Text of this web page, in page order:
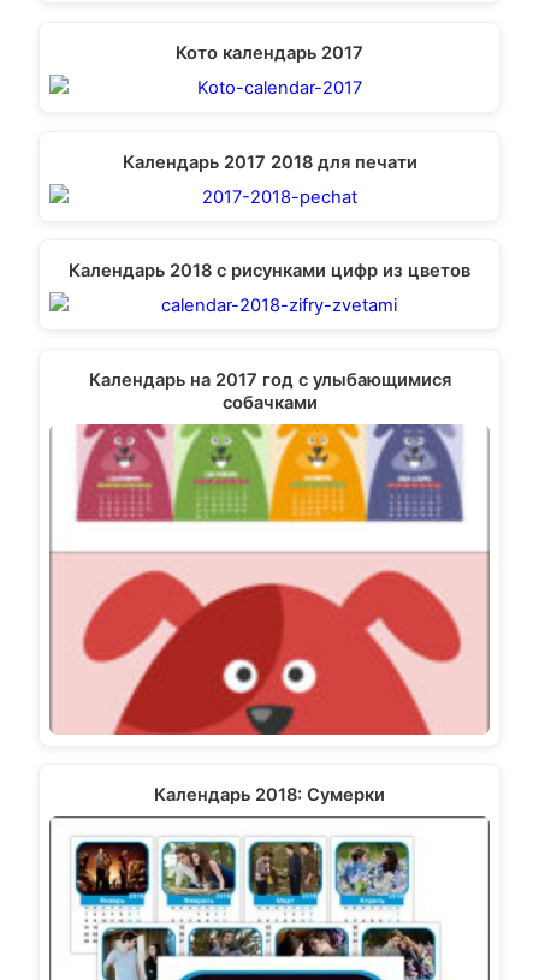
Кото календарь 2017
Календарь 2017 2018 для печати
Календарь 2018 с рисунками цифр из цветов
Календарь на 2017 год с улыбающимися
собачками
Календарь 2018: Сумерки